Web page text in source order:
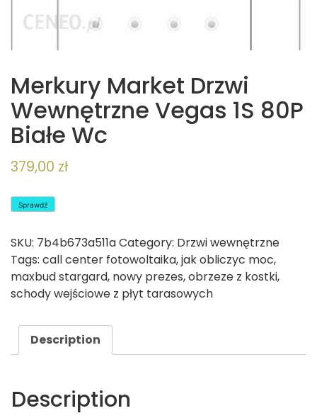
Merkury Market Drzwi
Wewnętrzne Vegas 1S 80P
Białe Wc
379,00 zł
Sprawdź
SKU: 7b4b673a511aCategory: Drzwi wewnętrzne
Tags: call center fotowoltaika,jak obliczyc moc,
maxbud stargard, nowy prezes,obrzeze z kostki,
schody wejściowe z płyt tarasowych
Description
Description